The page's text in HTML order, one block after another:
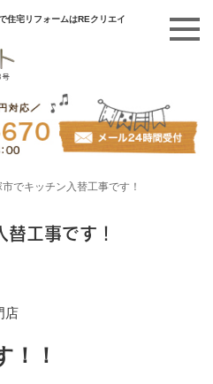
住宅リフォームはREクリエイ
でキッチン入替工事です！
工事です！
店
！！